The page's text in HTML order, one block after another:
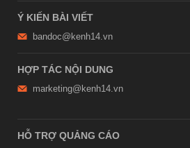
Ý KIẾN BÀI VIẾT
bandoc@kenh14.vn
HỢP TÁC NỘI DUNG
marketing@kenh14.vn
HỖ TRỢ QUẢNG CÁO